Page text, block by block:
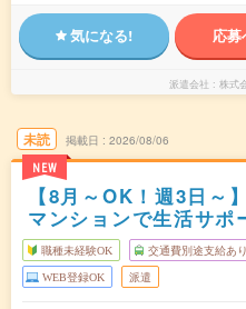
気になる! 応
派遣会社 株式
未読
NEW
掲載日 2026/08/06
【8月～OK！週3日～
マンションで生活サポ
職種未経験OK 交通費別途支給あり
WEB登録OK 派遣